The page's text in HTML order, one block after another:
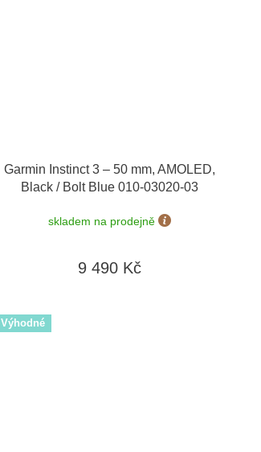
Garmin Instinct 3 – 50 mm, AMOLED,
Black / Bolt Blue 010-03020-03
skladem na prodejně
9 490 Kč
Výhodné